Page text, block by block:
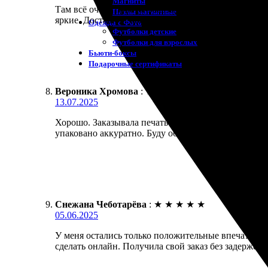
Пазлы магнитные
Одежда с Фото
Футболки детские
Футболки для взрослых
Бьюти-боксы
Подарочные сертификаты
Там всё очень просто. Заказал печать
яркие. Доставили вовремя, удобно, заказывал в
Вероника Хромова : ★
13.07.2025
Хорошо. Заказывала печать фотографий, всё
упаковано аккуратно. Буду обращаться снова,
Снежана Чеботарёва : ★ ★ ★ ★ ★
05.06.2025
У меня остались только положительные
сделать онлайн. Получила свой заказ без